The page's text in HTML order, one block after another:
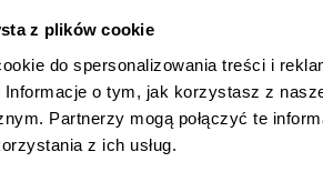
z plików cookie
do spersonalizowania treści i
o tym, jak korzystasz z
Partnerzy mogą połączyć te
z ich usług.